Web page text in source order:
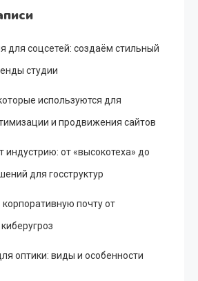
для соцсетей: создаём стильный
студии
используются для
и продвижения сайтов
индустрию: от «высокотеха» до
для госструктур
почту от
оптики: виды и особенности